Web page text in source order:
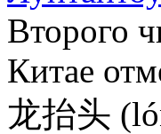
Второго
Китае
龙抬头